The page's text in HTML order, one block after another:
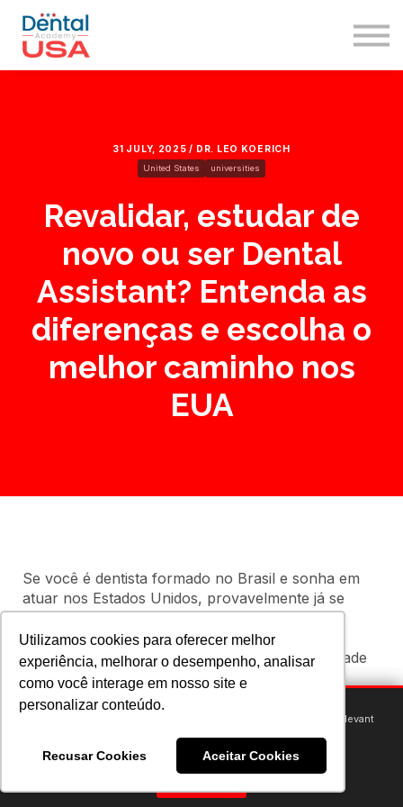
Utilizamos cookies para oferecer melhor
experiência, melhorar o desempenho, analisar
como você interage em nosso site e
personalizar conteúdo.
Recusar Cookies Aceitar Cookies
Sign in
31 JULY, 2025 / DR. LEO KOERICH
United States universities
Revalidar, estudar de
novo ou ser Dental
Assistant? Entenda as
diferenças e escolha o
melhor caminho nos
EUA
Se você é dentista formado no Brasil e sonha em
atuar nos Estados Unidos, provavelmente já se
perguntou:
Devo revalidar meu diploma, começar a faculdade
de novo ou buscar uma alternativa mais rápida
como virar Dental Assistant?
Essa dúvida é mais comum do que parece. Afinal,
cada caminho tem vantagens, desafios, prazos e
custos diferentes — e a escolha certa depende do
seu perfil, momento de vida e objetivos
We use cookies to provide you with an optimal experience and relevant